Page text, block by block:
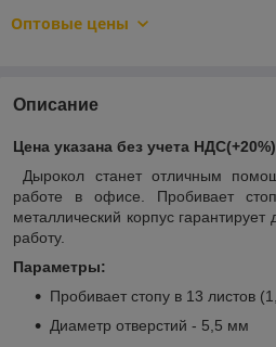
Оптовые цены
Описание
Цена указана без учета НДС(+20%)
Дырокол
станет отличным
работе в офисе. Пробивает
металлический корпус
работу.
Параметры:
Пробивает стопу в 13 листов
Диаметр отверстий - 5,5 мм